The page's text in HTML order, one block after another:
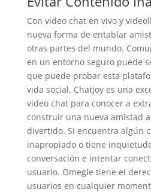
Con video chat en vivo y
nueva forma de entablar
otras partes del mundo.
en un entorno seguro puede
que puede probar esta
vida social. Chatjoy es una
video chat para conocer a
construir una nueva amistad
divertido. Si encuentra algún
inapropiado o tiene
conversación e intentar
usuario. Omegle tiene el
usuarios en cualquier